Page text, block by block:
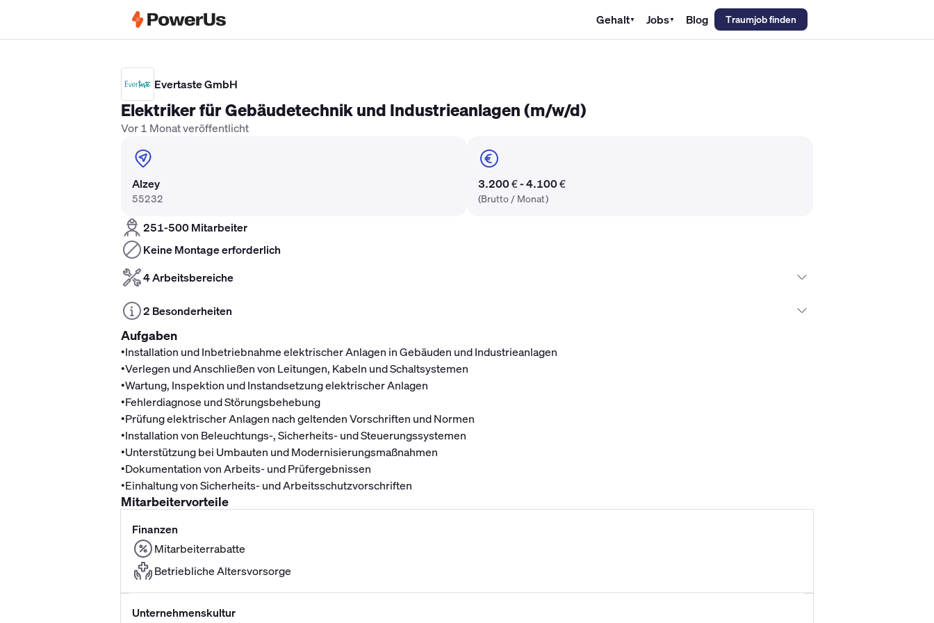
Gehalt▼ Jobs▼ Blog Traumjob finden
Evertaste GmbH
Elektriker für Gebäudetechnik und Industrieanlagen (m/w/d)
Vor 1 Monat veröffentlicht
Alzey
55232
3.200 € - 4.100 €
(Brutto / Monat)
251-500 Mitarbeiter
Keine Montage erforderlich
4 Arbeitsbereiche
2 Besonderheiten
Aufgaben
•Installation und Inbetriebnahme elektrischer Anlagen in Gebäuden und Industrieanlagen
•Verlegen und Anschließen von Leitungen, Kabeln und Schaltsystemen
•Wartung, Inspektion und Instandsetzung elektrischer Anlagen
•Fehlerdiagnose und Störungsbehebung
•Prüfung elektrischer Anlagen nach geltenden Vorschriften und Normen
•Installation von Beleuchtungs-, Sicherheits- und Steuerungssystemen
•Unterstützung bei Umbauten und Modernisierungsmaßnahmen
•Dokumentation von Arbeits- und Prüfergebnissen
•Einhaltung von Sicherheits- und Arbeitsschutzvorschriften
Mitarbeitervorteile
Finanzen
Mitarbeiterrabatte
Betriebliche Altersvorsorge
Unternehmenskultur